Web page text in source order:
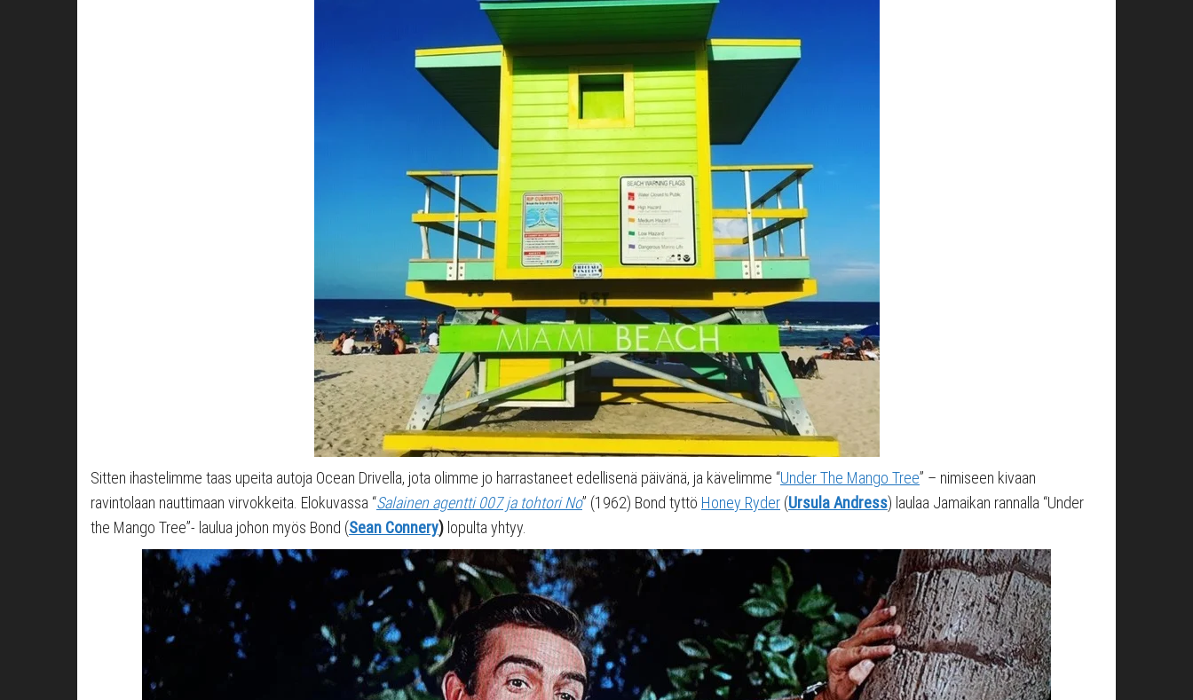
Sitten ihastelimme taas upeita autoja Ocean Drivella, jota olimme jo harrastaneet edellisenä päivänä, ja kävelimme “Under The Mango Tree” – nimiseen kivaan
ravintolaan nauttimaan virvokkeita. Elokuvassa “Salainen agentti 007 ja tohtori No” (1962) Bond tyttö Honey Ryder (Ursula Andress) laulaa Jamaikan rannalla “Under
the Mango Tree”- laulua johon myös Bond (Sean Connery) lopulta yhtyy.